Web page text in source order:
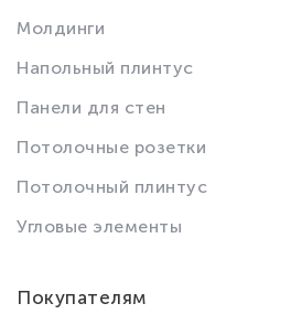
Молдинги
Напольный плинтус
Панели для стен
Потолочные розетки
Потолочный плинтус
Угловые элементы
Покупателям